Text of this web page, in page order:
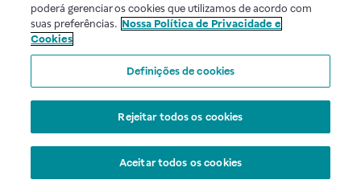
poderá gerenciar os cookies que utilizamos de acordo com
suas preferências. Nossa Política de Privacidade e
Cookies
Definições de cookies
Rejeitar todos os cookies
Aceitar todos os cookies